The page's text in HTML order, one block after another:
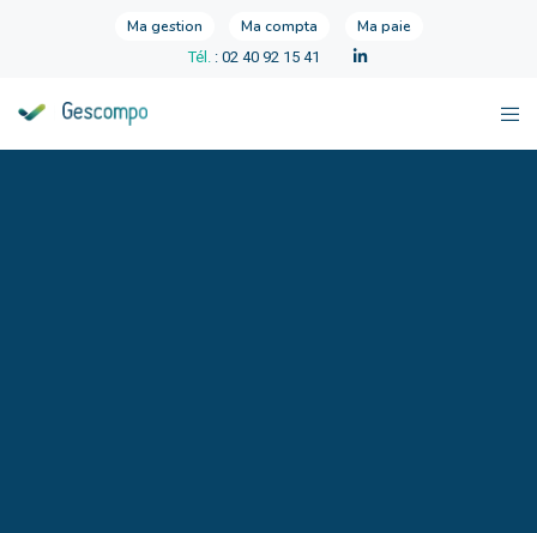
Ma gestion Ma compta Ma paie
Tél. : 02 40 92 15 41